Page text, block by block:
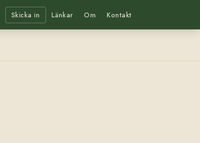
Skicka in Länkar Om Kontakt